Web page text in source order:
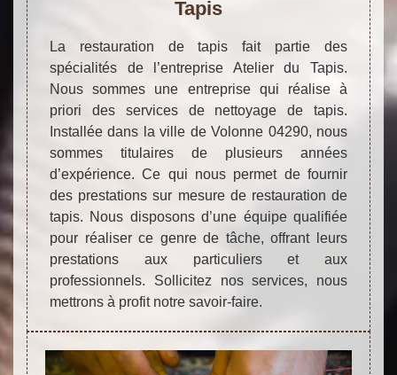
Tapis
La restauration de tapis fait partie des
spécialités de l’entreprise Atelier du Tapis.
Nous sommes une entreprise qui réalise à
priori des services de nettoyage de tapis.
Installée dans la ville de Volonne 04290, nous
sommes titulaires de plusieurs années
d’expérience. Ce qui nous permet de fournir
des prestations sur mesure de restauration de
tapis. Nous disposons d’une équipe qualifiée
pour réaliser ce genre de tâche, offrant leurs
prestations aux particuliers et aux
professionnels. Sollicitez nos services, nous
mettrons à profit notre savoir-faire.